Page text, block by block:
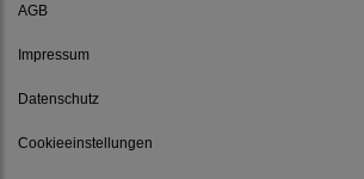
AGB
Impressum
Datenschutz
Cookieeinstellungen